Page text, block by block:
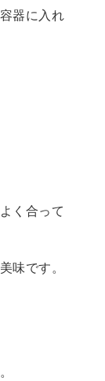
器に入れ
く合って
味です。